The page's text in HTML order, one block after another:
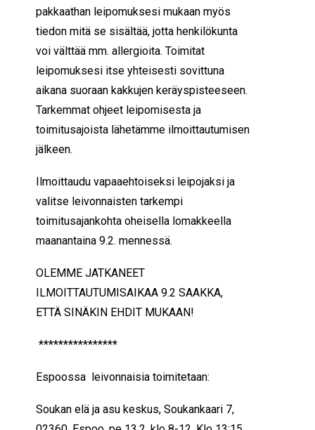
pakkaathan leipomuksesi mukaan myös
tiedon mitä se sisältää, jotta henkilökunta
voi välttää mm. allergioita. Toimitat
leipomuksesi itse yhteisesti sovittuna
aikana suoraan kakkujen keräyspisteeseen.
Tarkemmat ohjeet leipomisesta ja
toimitusajoista lähetämme ilmoittautumisen
jälkeen.
Ilmoittaudu vapaaehtoiseksi leipojaksi ja
valitse leivonnaisten tarkempi
toimitusajankohta oheisella lomakkeella
maanantaina 9.2. mennessä.
OLEMME JATKANEET
ILMOITTAUTUMISAIKAA 9.2 SAAKKA,
ETTÄ SINÄKIN EHDIT MUKAAN!
****************
Espoossa leivonnaisia toimitetaan:
Soukan elä ja asu keskus, Soukankaari 7,